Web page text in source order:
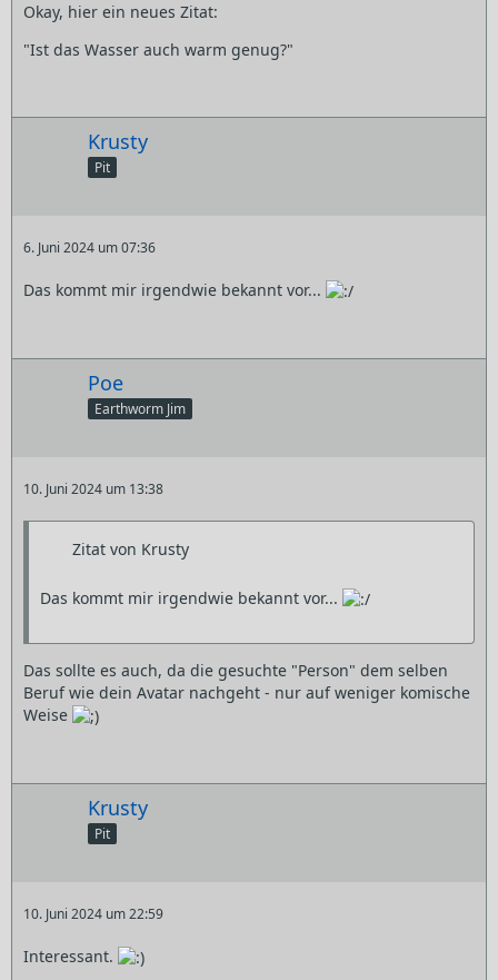
Okay, hier ein neues Zitat:
"Ist das Wasser auch warm genug?"
Krusty
Pit
6. Juni 2024 um 07:36
Das kommt mir irgendwie bekannt vor...
Poe
Earthworm Jim
10. Juni 2024 um 13:38
Zitat von Krusty
Das kommt mir irgendwie bekannt vor...
Das sollte es auch, da die gesuchte "Person" dem selben
Beruf wie dein Avatar nachgeht - nur auf weniger komische
Weise
Krusty
Pit
10. Juni 2024 um 22:59
Interessant.